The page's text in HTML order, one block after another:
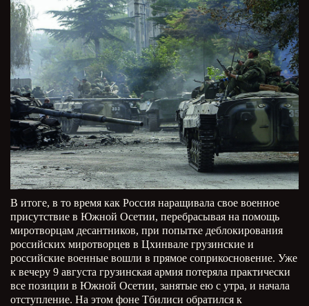
В итоге, в то время как Россия наращивала свое военное
присутствие в Южной Осетии, перебрасывая на помощь
миротворцам десантников, при попытке деблокирования
российских миротворцев в Цхинвале грузинские и
российские военные вошли в прямое соприкосновение. Уже
к вечеру 9 августа грузинская армия потеряла практически
все позиции в Южной Осетии, занятые ею с утра, и начала
отступление. На этом фоне Тбилиси обратился к